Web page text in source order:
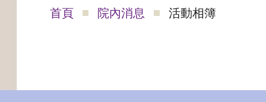
首頁 院內消息 活動相簿